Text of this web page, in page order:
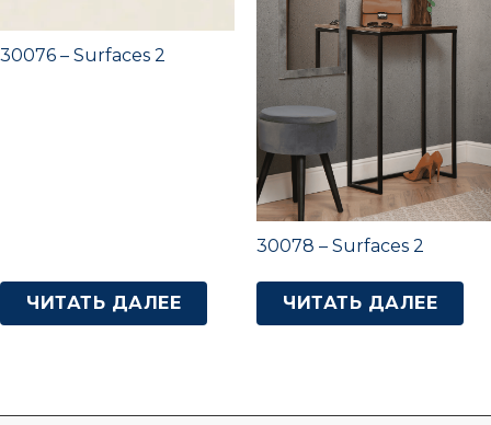
30076 – Surfaces 2
ЧИТАТЬ ДАЛЕЕ
30078 – Surfaces 2
ЧИТАТЬ ДАЛЕЕ